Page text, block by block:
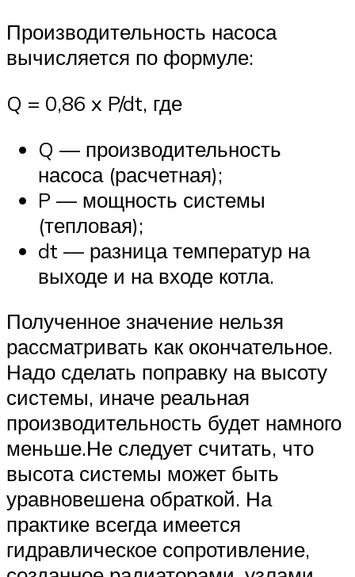
Производительность насоса
вычисляется по формуле:
Q = 0,86 x P/dt, где
Q — производительность
насоса (расчетная);
P — мощность системы
(тепловая);
dt — разница температур на
выходе и на входе котла.
Полученное значение нельзя
рассматривать как окончательное.
Надо сделать поправку на высоту
системы, иначе реальная
производительность будет намного
меньше.Не следует считать, что
высота системы может быть
уравновешена обраткой. На
практике всегда имеется
гидравлическое сопротивление,